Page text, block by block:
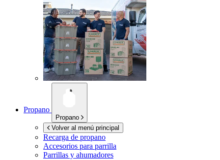
Propano
Propano
Volver al menú principal
Recarga de propano
Accesorios para parrilla
Parrillas y ahumadores